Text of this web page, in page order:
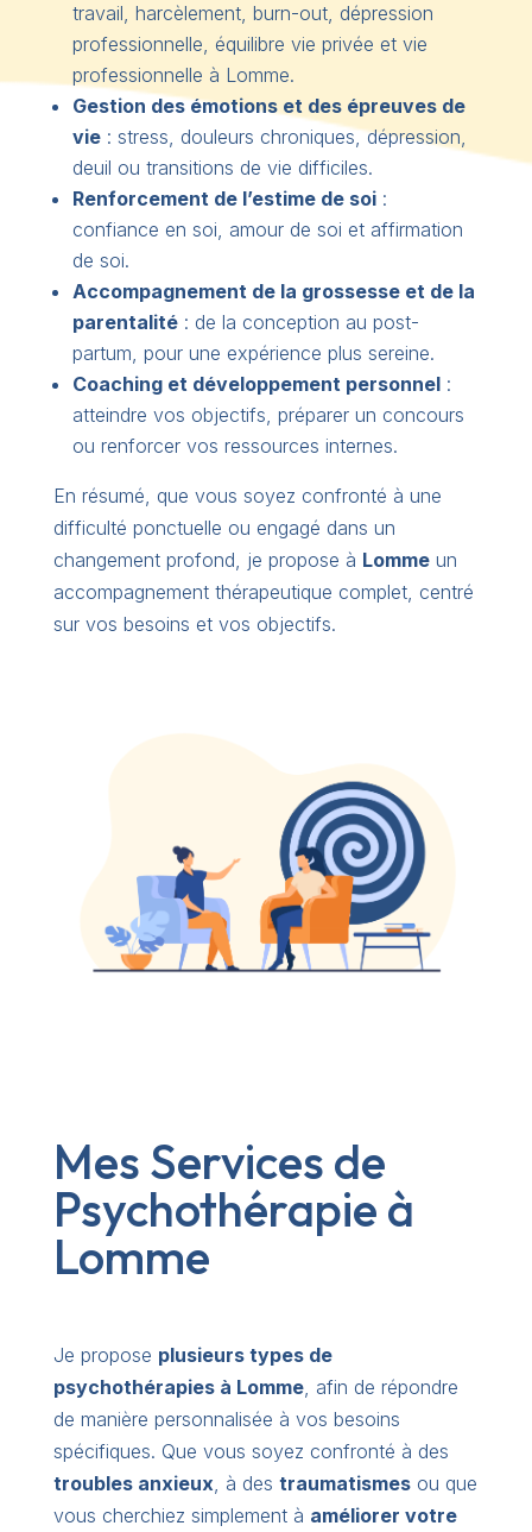
travail, harcèlement, burn-out, dépression
professionnelle, équilibre vie privée et vie
professionnelle à Lomme.
Gestion des émotions et des épreuves de
vie: stress, douleurs chroniques, dépression,
deuil ou transitions de vie difficiles.
Renforcement de l’estime de soi:
confiance en soi, amour de soi et affirmation
de soi.
Accompagnement de la grossesse et de la
parentalité: de la conception au post-
partum, pour une expérience plus sereine.
Coaching et développement personnel:
atteindre vos objectifs, préparer un concours
ou renforcer vos ressources internes.
En résumé, que vous soyez confronté à une
difficulté ponctuelle ou engagé dans un
changement profond, je propose à Lommeun
accompagnement thérapeutique complet, centré
sur vos besoins et vos objectifs.
Mes Services de
Psychothérapie à
Lomme
Je propose plusieurs types de
psychothérapies à Lomme, afin de répondre
de manière personnalisée à vos besoins
spécifiques. Que vous soyez confronté à des
troubles anxieux, à des traumatismesou que
vous cherchiez simplement à améliorer votre